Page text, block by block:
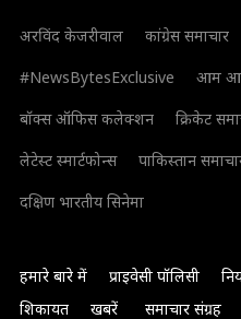
अरविंद केजरीवाल कांग्रेस समाचार
#NewsBytesExclusive
आम
बॉक्स ऑफिस कलेक्शन
क्रिकेट
लेटेस्ट स्मार्टफोन्स
पाकिस्तान
दक्षिण भारतीय सिनेमा
हमारे बारे में प्राइवेसी पॉलिसी
शिकायत
खबरें समाचार संग्रह